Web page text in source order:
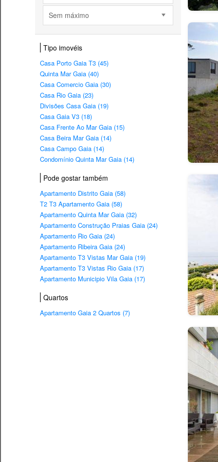
Sem máximo
Tipo imovéis
Casa Porto Gaia T3 (45)
Quinta Mar Gaia (40)
Casa Comercio Gaia (30)
Casa Rio Gaia (23)
Divisões Casa Gaia (19)
Casa Gaia V3 (18)
Casa Frente Ao Mar Gaia (15)
Casa Beira Mar Gaia (14)
Casa Campo Gaia (14)
Condomínio Quinta Mar Gaia (14)
Pode gostar também
Apartamento Distrito Gaia (58)
T2 T3 Apartamento Gaia (58)
Apartamento Quinta Mar Gaia (32)
Apartamento Construção Praias Gaia (24)
Apartamento Rio Gaia (24)
Apartamento Ribeira Gaia (24)
Apartamento T3 Vistas Mar Gaia (19)
Apartamento T3 Vistas Rio Gaia (17)
Apartamento Municipio Vila Gaia (17)
Quartos
Apartamento Gaia 2 Quartos (7)